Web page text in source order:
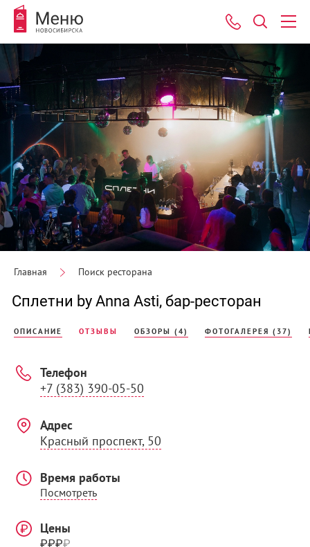
Главная Поиск ресторана
Сплетни by Anna Asti, бар-ресторан
ОПИСАНИЕ ОТЗЫВЫ ОБЗОРЫ (4) ФОТОГАЛЕРЕЯ (37)
Телефон
+7 (383) 390-05-50
Адрес
Красный проспект, 50
Время работы
Посмотреть
Цены
₽₽₽₽